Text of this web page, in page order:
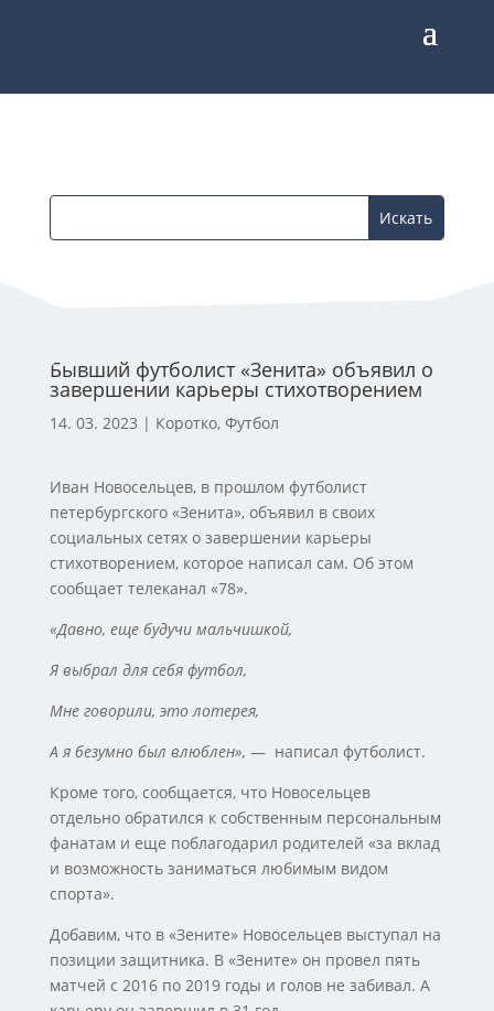
Бывший футболист «Зенита» объявил о
завершении карьеры стихотворением
14. 03. 2023 | Коротко, Футбол
Иван Новосельцев, в прошлом футболист
петербургского «Зенита», объявил в своих
социальных сетях о завершении карьеры
стихотворением, которое написал сам. Об этом
сообщает телеканал «78».
«Давно, еще будучи мальчишкой,
Я выбрал для себя футбол,
Мне говорили, это лотерея,
А я безумно был влюблен», — написал футболист.
Кроме того, сообщается, что Новосельцев
отдельно обратился к собственным персональным
фанатам и еще поблагодарил родителей «за вклад
и возможность заниматься любимым видом
спорта».
Добавим, что в «Зените» Новосельцев выступал на
позиции защитника. В «Зените» он провел пять
матчей с 2016 по 2019 годы и голов не забивал. А